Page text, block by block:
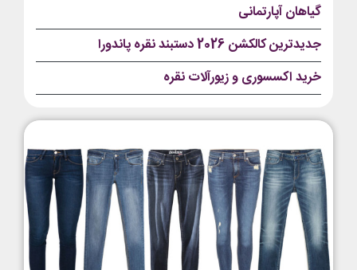
گیاهان آپارتمانی
جدیدترین کالکشن 2026 دستبند نقره پاندورا
خرید اکسسوری و زیورآلات نقره